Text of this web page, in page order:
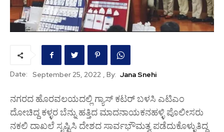
Date: September 25, 2022 , By: Jana Snehi
ನಗರದ ಹೊರವಲಯದಲ್ಲಿ ಗ್ಯಾಸ್ ಕಟರ್ ಬಳಸಿ ಎಟಿಎಂ
ದೋಚಿದ್ದ ಕಳ್ಳರ ಬೆನ್ನು ಹತ್ತಿದ ಮಾದನಾಯಕನಹಳ್ಳಿ ಪೊಲೀಸರು
ನಕಲಿ ದಾಖಲೆ ಸೃಷ್ಟಿಸಿ ದೇಶದ ಸಾರ್ವಭೌಮತ್ವ ಪಡೆದುಕೊಳ್ಳುತಿದ್ದ